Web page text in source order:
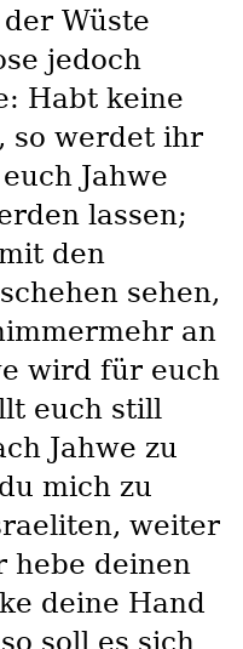
Wüste
jedoch
Habt keine
so werdet ihr
Jahwe
lassen;
den
sehen,
an
wird für euch
euch still
Jahwe zu
mich zu
weiter
hebe deinen
deine Hand
soll es sich